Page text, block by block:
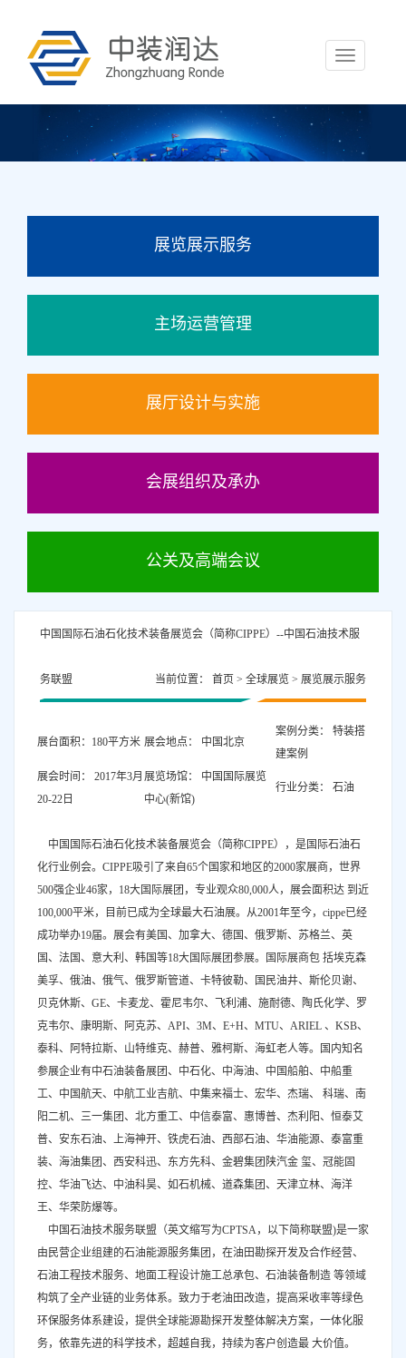
Toggle
展览展示服务
主场运营管理
展厅设计与实施
会展组织及承办
公关及高端会议
中国国际石油石化技术装备展览会（简称CIPPE）--中国石油技术服
务联盟 当前位置： 首页 > 全球展览 > 展览展示服务
展台面积：180平方米 展会地点： 中国北京
案例分类： 特装搭
建案例
展会时间： 2017年3月
20-22日
展览场馆： 中国国际展览
中心(新馆)
行业分类： 石油
中国国际石油石化技术装备展览会（简称CIPPE），是国际石油石
化行业例会。CIPPE吸引了来自65个国家和地区的2000家展商，世界
500强企业46家，18大国际展团，专业观众80,000人，展会面积达 到近
100,000平米，目前已成为全球最大石油展。从2001年至今，cippe已经
成功举办19届。展会有美国、加拿大、德国、俄罗斯、苏格兰、英
国、法国、意大利、韩国等18大国际展团参展。国际展商包 括埃克森
美孚、俄油、俄气、俄罗斯管道、卡特彼勒、国民油井、斯伦贝谢、
贝克休斯、GE、卡麦龙、霍尼韦尔、飞利浦、施耐德、陶氏化学、罗
克韦尔、康明斯、阿克苏、API、3M、E+H、MTU、ARIEL 、KSB、
泰科、阿特拉斯、山特维克、赫普、雅柯斯、海虹老人等。国内知名
参展企业有中石油装备展团、中石化、中海油、中国船舶、中船重
工、中国航天、中航工业吉航、中集来福士、宏华、杰瑞、 科瑞、南
阳二机、三一集团、北方重工、中信泰富、惠博普、杰利阳、恒泰艾
普、安东石油、上海神开、铁虎石油、西部石油、华油能源、泰富重
装、海油集团、西安科迅、东方先科、金碧集团陕汽金 玺、冠能固
控、华油飞达、中油科昊、如石机械、道森集团、天津立林、海洋
王、华荣防爆等。
中国石油技术服务联盟（英文缩写为CPTSA，以下简称联盟)是一家
由民营企业组建的石油能源服务集团，在油田勘探开发及合作经营、
石油工程技术服务、地面工程设计施工总承包、石油装备制造 等领域
构筑了全产业链的业务体系。致力于老油田改造，提高采收率等绿色
环保服务体系建设，提供全球能源勘探开发整体解决方案，一体化服
务，依靠先进的科学技术，超越自我，持续为客户创造最 大价值。